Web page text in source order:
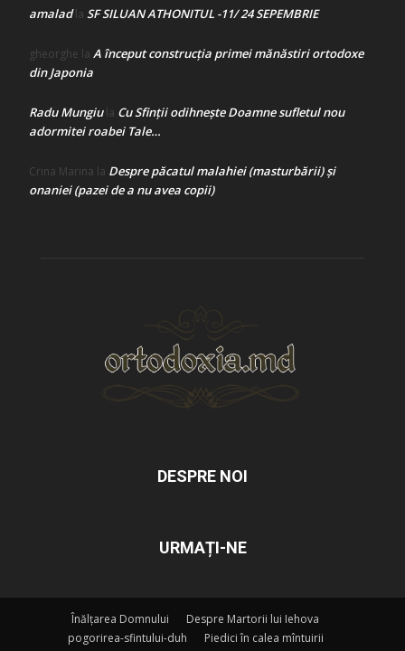
amaladla SF SILUAN ATHONITUL -11/ 24 SEPEMBRIE
gheorghe la A început construcţia primei mănăstiri ortodoxe
din Japonia
Radu Mungiula Cu Sfinții odihnește Doamne sufletul nou
adormitei roabei Tale…
Crina Marina la Despre păcatul malahiei (masturbării) şi
onaniei (pazei de a nu avea copii)
DESPRE NOI
URMAȚI-NE
Înălțarea Domnului
Despre Martorii lui Iehova
pogorirea-sfintului-duh
Piedici în calea mîntuirii